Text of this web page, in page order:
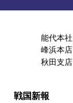
能代本社
峰浜本店
秋田支店
戦国新報